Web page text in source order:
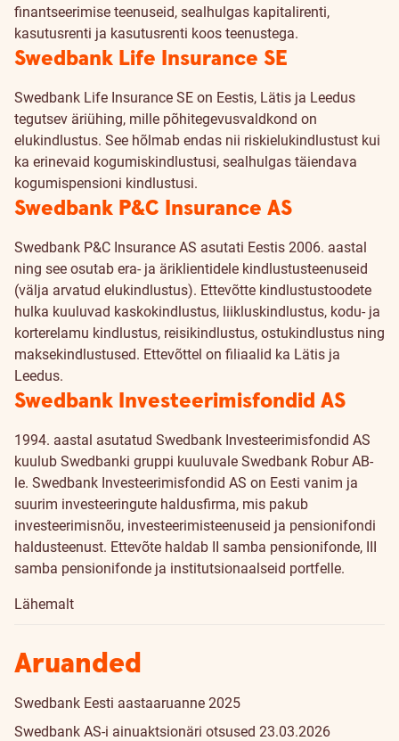
finantseerimise teenuseid, sealhulgas kapitalirenti,
kasutusrenti ja kasutusrenti koos teenustega.
Swedbank Life Insurance SE
Swedbank Life Insurance SE on Eestis, Lätis ja Leedus
tegutsev äriühing, mille põhitegevusvaldkond on
elukindlustus. See hõlmab endas nii riskielukindlustust kui
ka erinevaid kogumiskindlustusi, sealhulgas täiendava
kogumispensioni kindlustusi.
Swedbank P&C Insurance AS
Swedbank P&C Insurance AS asutati Eestis 2006. aastal
ning see osutab era- ja äriklientidele kindlustusteenuseid
(välja arvatud elukindlustus). Ettevõtte kindlustustoodete
hulka kuuluvad kaskokindlustus, liikluskindlustus, kodu- ja
korterelamu kindlustus, reisikindlustus, ostukindlustus ning
maksekindlustused. Ettevõttel on filiaalid ka Lätis ja
Leedus.
Swedbank Investeerimisfondid AS
1994. aastal asutatud Swedbank Investeerimisfondid AS
kuulub Swedbanki gruppi kuuluvale Swedbank Robur AB-
le. Swedbank Investeerimisfondid AS on Eesti vanim ja
suurim investeeringute haldusfirma, mis pakub
investeerimisnõu, investeerimisteenuseid ja pensionifondi
haldusteenust. Ettevõte haldab II samba pensionifonde, III
samba pensionifonde ja institutsionaalseid portfelle.
Lähemalt
Aruanded
Swedbank Eesti aastaaruanne 2025
Swedbank AS-i ainuaktsionäri otsused 23.03.2026